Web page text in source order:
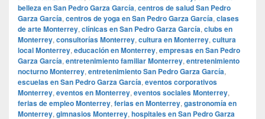
belleza en San Pedro Garza García, centros de salud San Pedro
Garza García, centros de yoga en San Pedro Garza García, clases
de arte Monterrey, clínicas en San Pedro Garza García, clubs en
Monterrey, consultorías Monterrey, cultura en Monterrey, cultura
local Monterrey, educación en Monterrey, empresas en San Pedro
Garza García, entretenimiento familiar Monterrey, entretenimiento
nocturno Monterrey, entretenimiento San Pedro Garza García,
escuelas en San Pedro Garza García, eventos corporativos
Monterrey, eventos en Monterrey, eventos sociales Monterrey,
ferias de empleo Monterrey, ferias en Monterrey, gastronomía en
Monterrey, gimnasios Monterrey, hospitales en San Pedro Garza